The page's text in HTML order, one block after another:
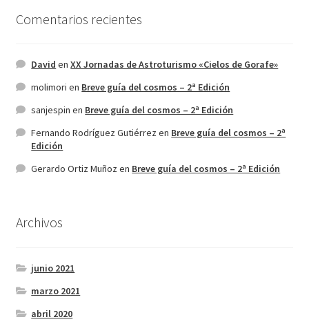
Comentarios recientes
David enXX Jornadas de Astroturismo «Cielos de Gorafe»
molimori en Breve guía del cosmos – 2ª Edición
sanjespin en Breve guía del cosmos – 2ª Edición
Fernando Rodríguez Gutiérrezen Breve guía del cosmos – 2ª
Edición
Gerardo Ortiz Muñozen Breve guía del cosmos – 2ª Edición
Archivos
junio 2021
marzo 2021
abril 2020